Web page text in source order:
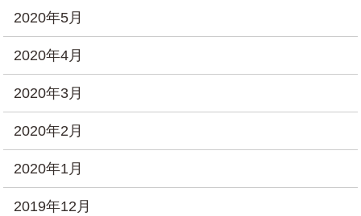
2020年5月
2020年4月
2020年3月
2020年2月
2020年1月
2019年12月